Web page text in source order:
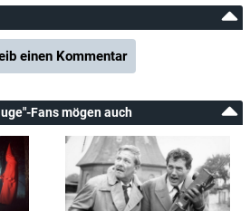
einen Kommentar
Fans mögen auch